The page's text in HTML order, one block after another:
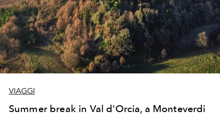
VIAGGI
Summer break in Val d'Orcia, a Monteverdi